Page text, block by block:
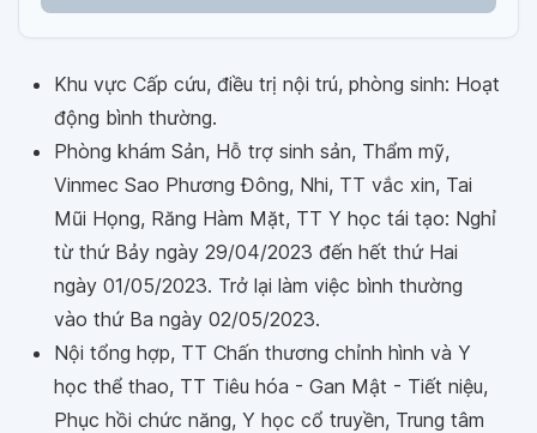
Khu vực Cấp cứu, điều trị nội trú, phòng sinh: Hoạt
động bình thường.
Phòng khám Sản, Hỗ trợ sinh sản, Thẩm mỹ,
Vinmec Sao Phương Đông, Nhi, TT vắc xin, Tai
Mũi Họng, Răng Hàm Mặt, TT Y học tái tạo: Nghỉ
từ thứ Bảy ngày 29/04/2023 đến hết thứ Hai
ngày 01/05/2023. Trở lại làm việc bình thường
vào thứ Ba ngày 02/05/2023.
Nội tổng hợp, TT Chấn thương chỉnh hình và Y
học thể thao, TT Tiêu hóa - Gan Mật - Tiết niệu,
Phục hồi chức năng, Y học cổ truyền, Trung tâm